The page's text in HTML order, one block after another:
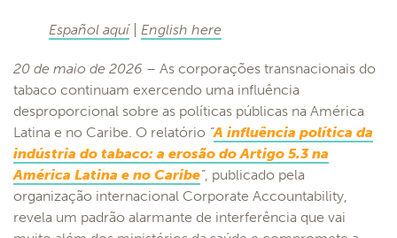
Español aquí| English here
20 de maio de 2026 – As corporações transnacionais do
tabaco continuam exercendo uma influência
desproporcional sobre as políticas públicas na América
Latina e no Caribe. O relatório “A influência política da
indústria do tabaco: a erosão do Artigo 5.3 na
América Latina e no Caribe”, publicado pela
organização internacional Corporate Accountability,
revela um padrão alarmante de interferência que vai